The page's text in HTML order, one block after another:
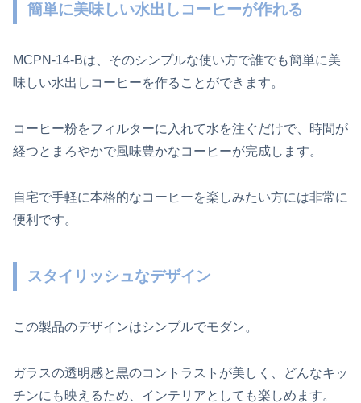
簡単に美味しい水出しコーヒーが作れる
MCPN-14-Bは、そのシンプルな使い方で誰でも簡単に美
味しい水出しコーヒーを作ることができます。
コーヒー粉をフィルターに入れて水を注ぐだけで、時間が
経つとまろやかで風味豊かなコーヒーが完成します。
自宅で手軽に本格的なコーヒーを楽しみたい方には非常に
便利です。
スタイリッシュなデザイン
この製品のデザインはシンプルでモダン。
ガラスの透明感と黒のコントラストが美しく、どんなキッ
チンにも映えるため、インテリアとしても楽しめます。